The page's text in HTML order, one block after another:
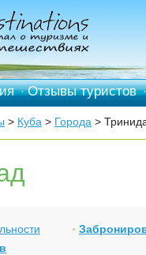
·Отзывы туристов
> Куба > Города >